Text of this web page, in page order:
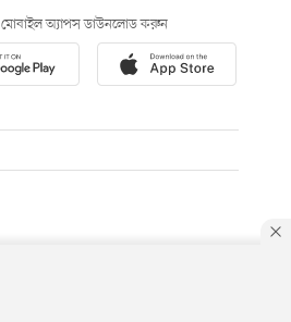
মোবাইল অ্যাপস ডাউনলোড করুন